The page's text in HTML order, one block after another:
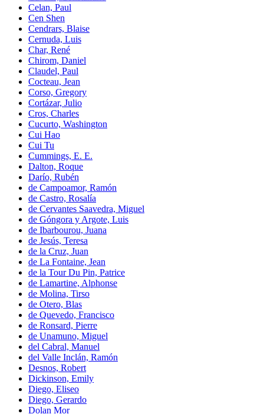
Celan, Paul
Cen Shen
Cendrars, Blaise
Cernuda, Luis
Char, René
Chirom, Daniel
Claudel, Paul
Cocteau, Jean
Corso, Gregory
Cortázar, Julio
Cros, Charles
Cucurto, Washington
Cui Hao
Cui Tu
Cummings, E. E.
Dalton, Roque
Darío, Rubén
de Campoamor, Ramón
de Castro, Rosalía
de Cervantes Saavedra, Miguel
de Góngora y Argote, Luis
de Ibarbourou, Juana
de Jesús, Teresa
de la Cruz, Juan
de La Fontaine, Jean
de la Tour Du Pin, Patrice
de Lamartine, Alphonse
de Molina, Tirso
de Otero, Blas
de Quevedo, Francisco
de Ronsard, Pierre
de Unamuno, Miguel
del Cabral, Manuel
del Valle Inclán, Ramón
Desnos, Robert
Dickinson, Emily
Diego, Eliseo
Diego, Gerardo
Dolan Mor